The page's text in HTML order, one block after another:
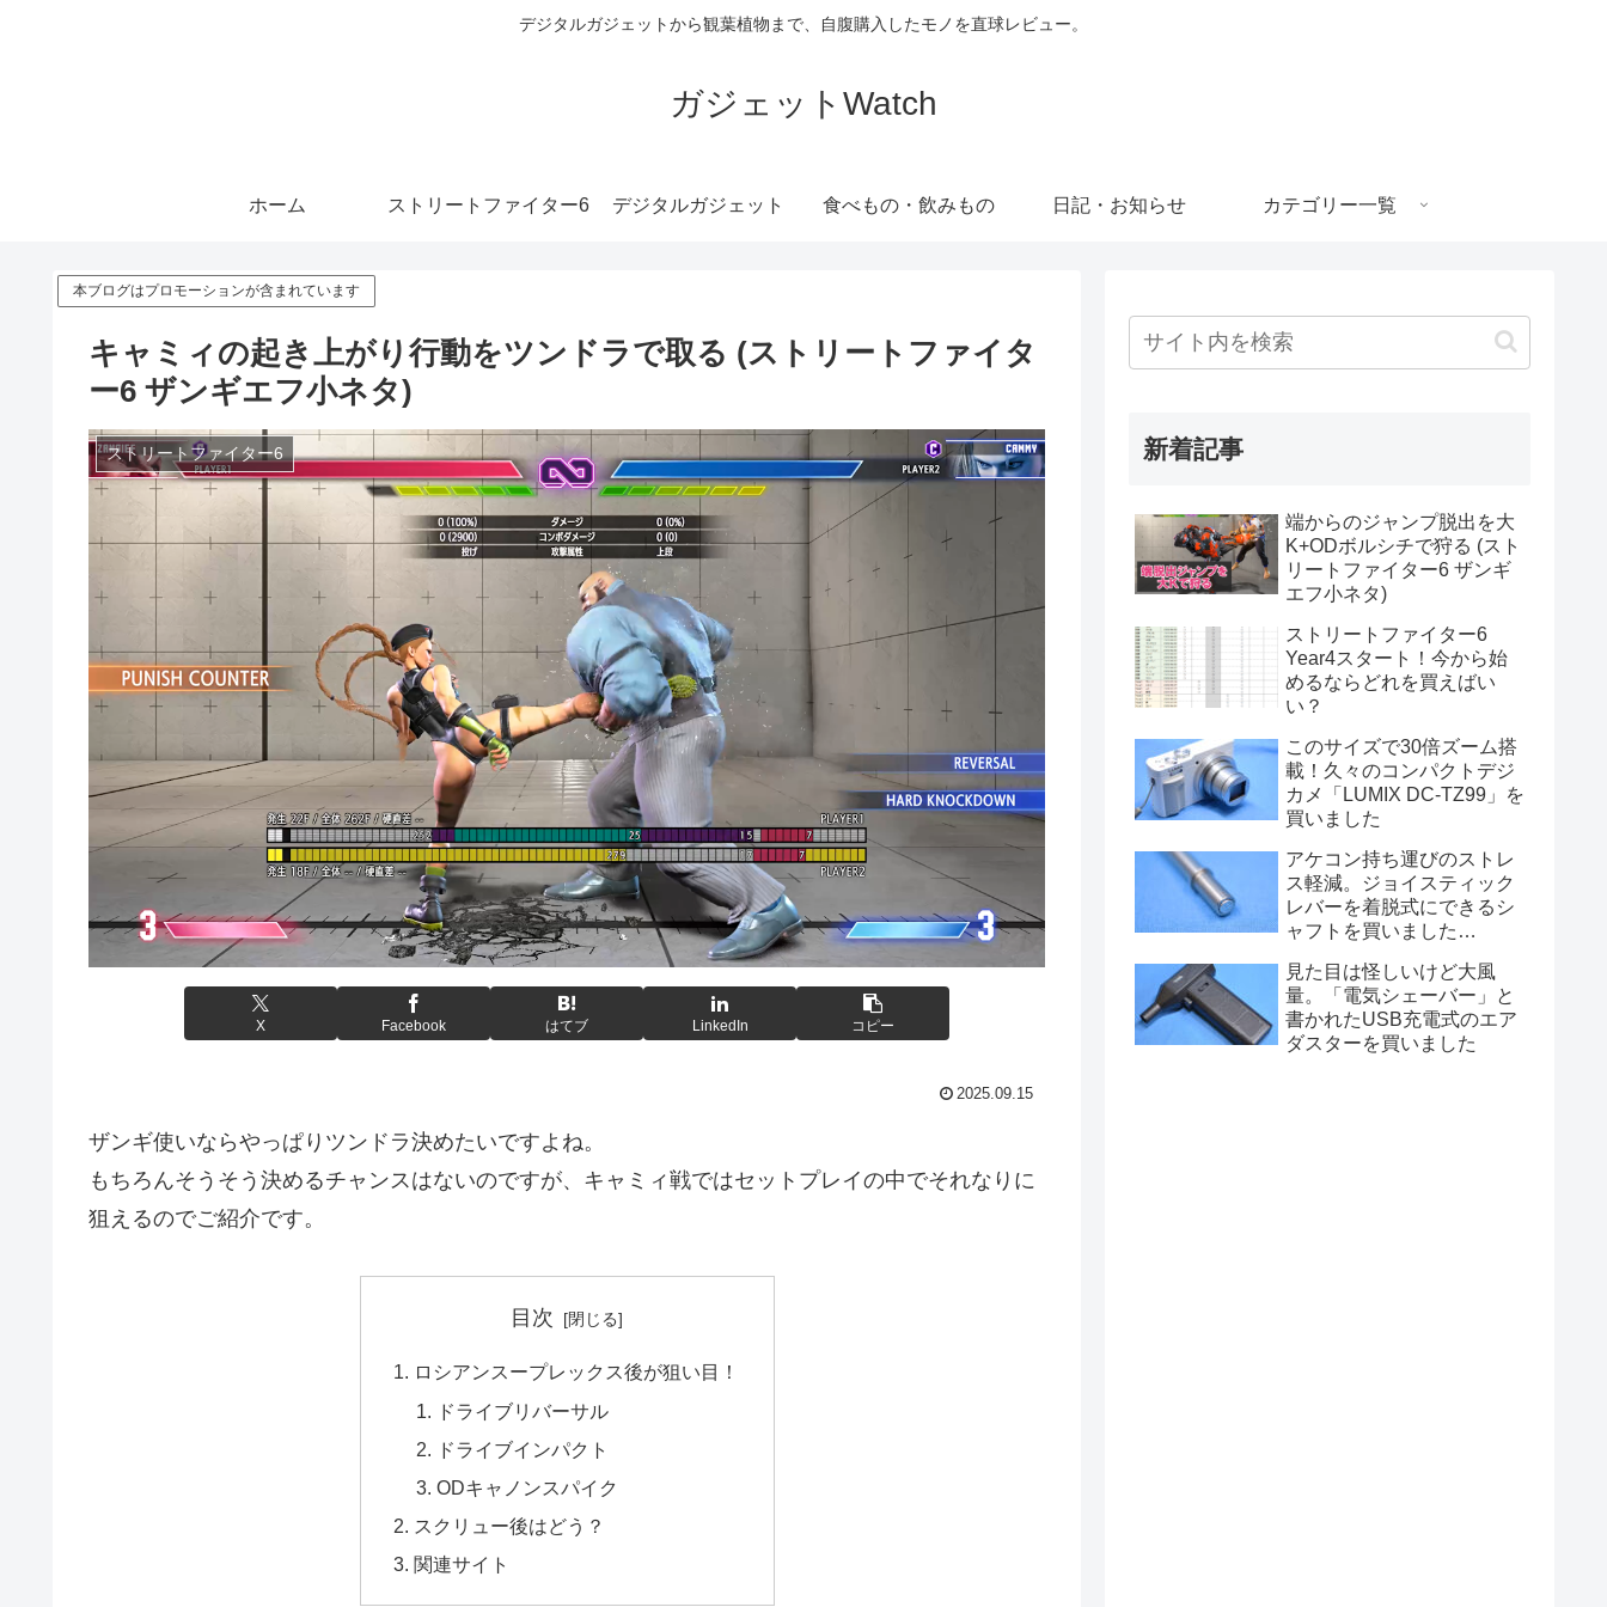
デジタルガジェットから観葉植物まで、自腹購入したモノを直球レビュー。
ガジェットWatch
ホーム ストリートファイター6 デジタルガジェット 食べもの・飲みもの 日記・お知らせ カテゴリー一覧
本ブログはプロモーションが含まれています
キャミィの起き上がり行動をツンドラで取る (ストリートファイタ
ー6 ザンギエフ小ネタ)
ストリートファイター6
X Facebook はてブ LinkedIn コピー
2025.09.15
ザンギ使いならやっぱりツンドラ決めたいですよね。
もちろんそうそう決めるチャンスはないのですが、キャミィ戦ではセットプレイの中でそれなりに
狙えるのでご紹介です。
目次
ロシアンスープレックス後が狙い目！
ドライブリバーサル
ドライブインパクト
ODキャノンスパイク
スクリュー後はどう？
関連サイト
新着記事
端からのジャンプ脱出を大
K+ODボルシチで狩る (スト
リートファイター6 ザンギ
エフ小ネタ)
ストリートファイター6
Year4スタート！今から始
めるならどれを買えばい
い？
このサイズで30倍ズーム搭
載！久々のコンパクトデジ
カメ「LUMIX DC-TZ99」を
買いました
アケコン持ち運びのストレ
ス軽減。ジョイスティック
レバーを着脱式にできるシ
ャフトを買いました
フトレバー)
見た目は怪しいけど大風
量。「電気シェーバー」と
書かれたUSB充電式のエア
ダスターを買いました